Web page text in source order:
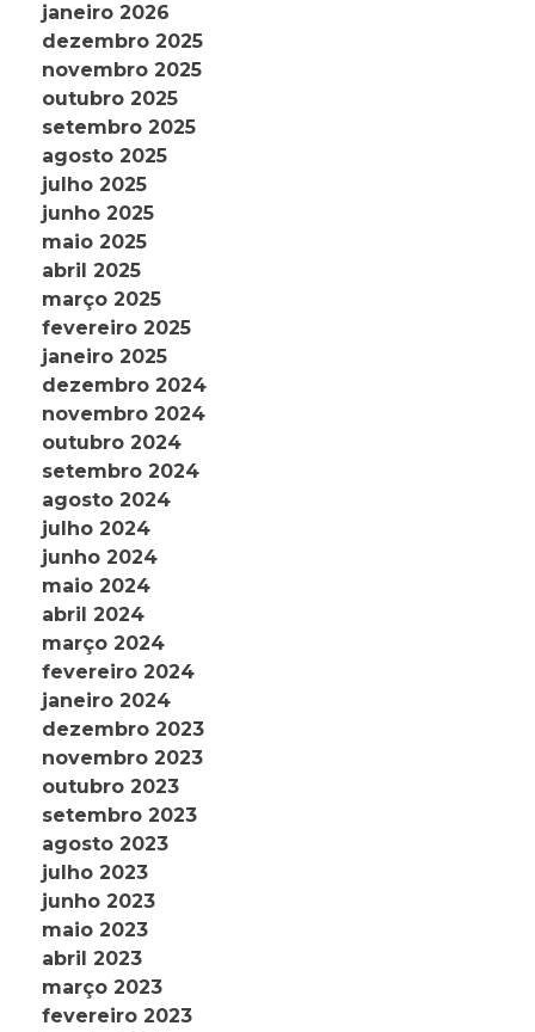
janeiro 2026
dezembro 2025
novembro 2025
outubro 2025
setembro 2025
agosto 2025
julho 2025
junho 2025
maio 2025
abril 2025
março 2025
fevereiro 2025
janeiro 2025
dezembro 2024
novembro 2024
outubro 2024
setembro 2024
agosto 2024
julho 2024
junho 2024
maio 2024
abril 2024
março 2024
fevereiro 2024
janeiro 2024
dezembro 2023
novembro 2023
outubro 2023
setembro 2023
agosto 2023
julho 2023
junho 2023
maio 2023
abril 2023
março 2023
fevereiro 2023